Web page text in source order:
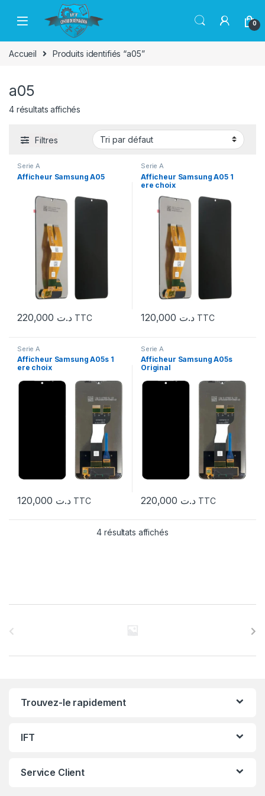
Passer à la navigation
Aller au contenu
0
Accueil Produits identifiés “a05”
a05
4 résultats affichés
Filtres
Serie A
Afficheur Samsung A05
د.ت TTC
Serie A
Afficheur Samsung A05 1
ere choix
د.ت TTC
Serie A
Afficheur Samsung A05s 1
ere choix
د.ت TTC
Serie A
Afficheur Samsung A05s
Original
د.ت TTC
4 résultats affichés
Trouvez-le rapidement
IFT
Service Client